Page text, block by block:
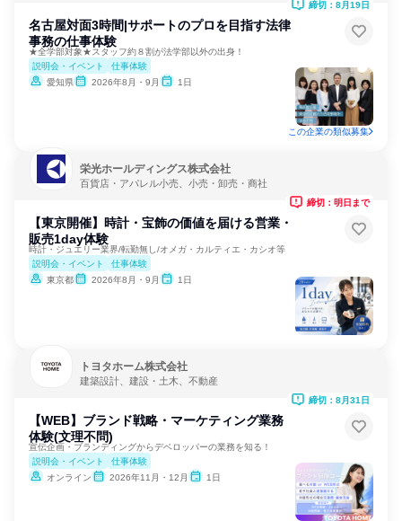
名古屋対面3時間|サポートのプロを目指す法律
事務の仕事体験
★全学部対象★スタッフ約８割が法学部以外の出身！
説明会・イベント
仕事体験
愛知県
2026年8月・9月 1日
締切：8月19日
この企業の類似募集
栄光ホールディングス株式会社
百貨店・アパレル小売、小売・卸売・商社
【東京開催】時計・宝飾の価値を届ける営業・
販売1day体験
時計・ジュエリー業界/転勤無し/オメガ・カルティエ・カシオ等
説明会・イベント
仕事体験
東京都
2026年8月・9月 1日
締切：明日まで
トヨタホーム株式会社
建築設計、建設・土木、不動産
【WEB】ブランド戦略・マーケティング業務
体験(文理不問)
宣伝企画・ブランディングからデベロッパーの業務を知る！
説明会・イベント
仕事体験
オンライン
2026年11月・12月 1日
締切：8月31日